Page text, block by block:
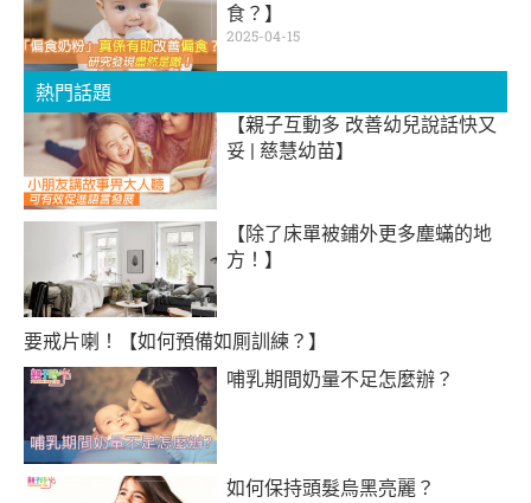
食？】
2025-04-15
熱門話題
【親子互動多 改善幼兒說話快又
妥 | 慈慧幼苗】
【除了床單被鋪外更多塵蟎的地
方！】
要戒片喇！【如何預備如厠訓練？】
哺乳期間奶量不足怎麼辦？
如何保持頭髮烏黑亮麗？